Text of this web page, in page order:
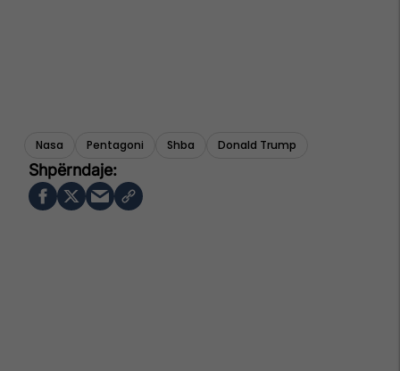
Nasa Pentagoni Shba Donald Trump